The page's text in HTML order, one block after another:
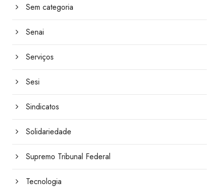
Sem categoria
Senai
Serviços
Sesi
Sindicatos
Solidariedade
Supremo Tribunal Federal
Tecnologia